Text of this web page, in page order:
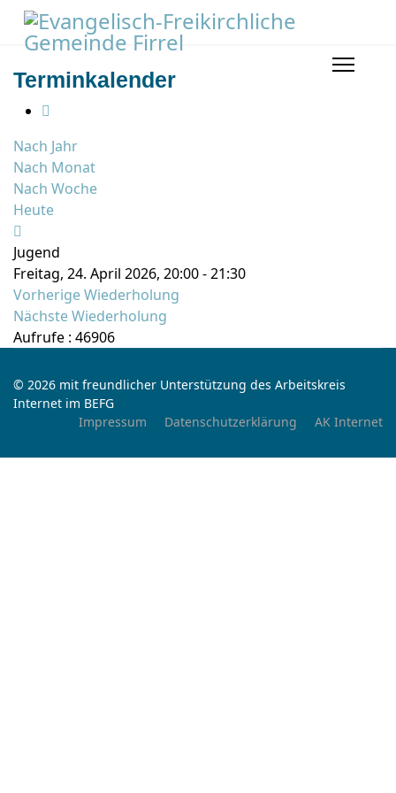
Terminkalender
Nach Jahr
Nach Monat
Nach Woche
Heute
Jugend
Freitag, 24. April 2026, 20:00 - 21:30
Vorherige Wiederholung
Nächste Wiederholung
Aufrufe : 46906
© 2026 mit freundlicher Unterstützung des Arbeitskreis
Internet im BEFG
Impressum
Datenschutzerklärung AK Internet